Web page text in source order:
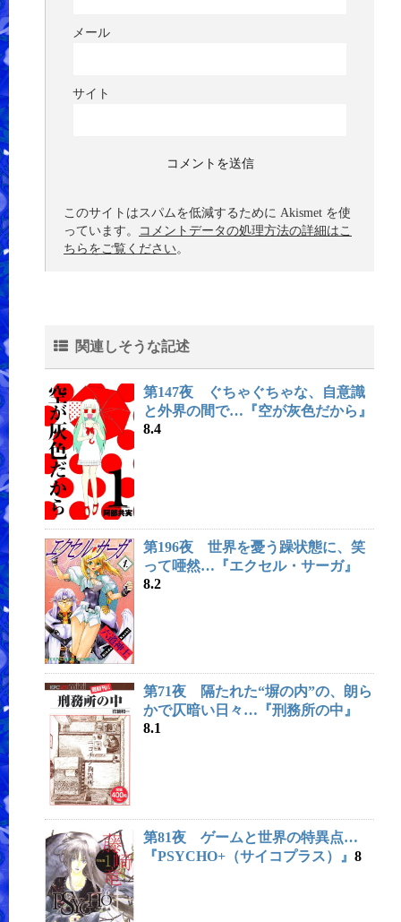
メール
サイト
このサイトはスパムを低減するために Akismet を使
っています。
コメントデータの処理方法の詳細はこ
ちらをご覧ください。
関連しそうな記述
第147夜 ぐちゃぐちゃな、自意識
と外界の間で…『空が灰色だから』
8.4
第196夜 世界を憂う躁状態に、笑
って唖然…『エクセル・サーガ』
8.2
第71夜 隔たれた“塀の内”の、朗ら
かで仄暗い日々…『刑務所の中』
8.1
第81夜 ゲームと世界の特異点…
『PSYCHO+（サイコプラス）』 8